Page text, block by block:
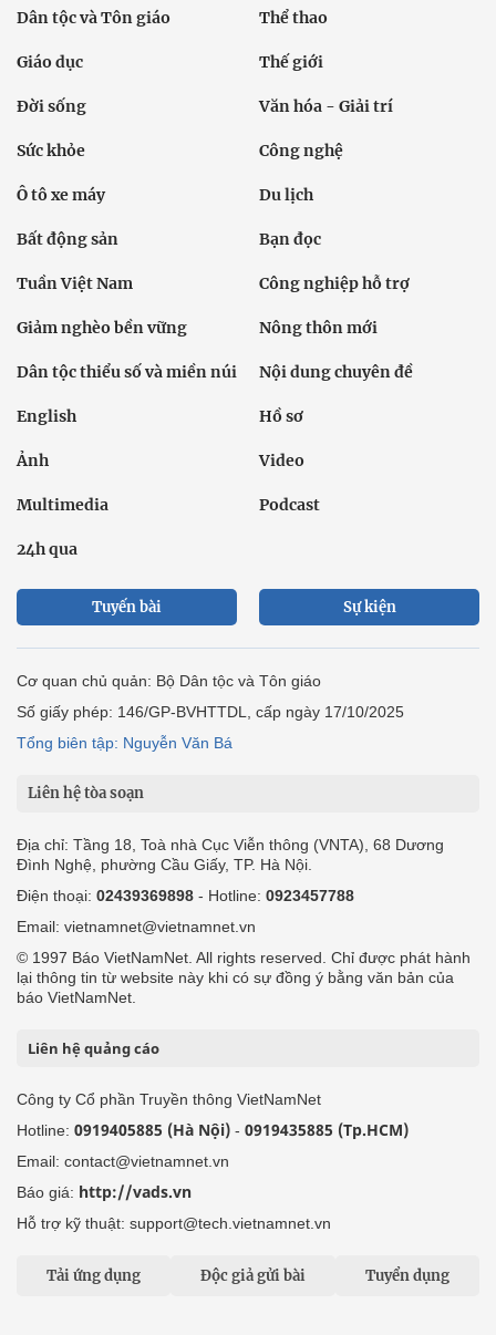
Dân tộc và Tôn giáo Thể thao
Giáo dục Thế giới
Đời sống Văn hóa - Giải trí
Sức khỏe Công nghệ
Ô tô xe máy Du lịch
Bất động sản Bạn đọc
Tuần Việt Nam Công nghiệp hỗ trợ
Giảm nghèo bền vững Nông thôn mới
Dân tộc thiểu số và miền núi Nội dung chuyên đề
English Hồ sơ
Ảnh Video
Multimedia Podcast
24h qua
Tuyến bài Sự kiện
Cơ quan chủ quản: Bộ Dân tộc và Tôn giáo
Số giấy phép: 146/GP-BVHTTDL, cấp ngày 17/10/2025
Tổng biên tập: Nguyễn Văn Bá
Liên hệ tòa soạn
Địa chỉ: Tầng 18, Toà nhà Cục Viễn thông (VNTA), 68 Dương
Đình Nghệ, phường Cầu Giấy, TP. Hà Nội.
Điện thoại: 02439369898 - Hotline: 0923457788
Email: vietnamnet@vietnamnet.vn
© 1997 Báo VietNamNet. All rights reserved. Chỉ được phát hành
lại thông tin từ website này khi có sự đồng ý bằng văn bản của
báo VietNamNet.
Liên hệ quảng cáo
Công ty Cổ phần Truyền thông VietNamNet
Hotline: 0919405885 (Hà Nội) - 0919435885 (Tp.HCM)
Email: contact@vietnamnet.vn
Báo giá: http://vads.vn
Hỗ trợ kỹ thuật: support@tech.vietnamnet.vn
Tải ứng dụng Độc giả gửi bài Tuyển dụng